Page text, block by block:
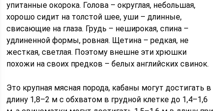
упитанные окорока. Голова – округлая, небольшая,
хорошо сидит на толстой шее, уши – длинные,
свисающие на глаза. Грудь – неширокая, спина –
удлиненной формы, ровная. Щетина – редкая, не
жесткая, светлая. Поэтому внешне эти хрюшки
похожи на своих предков – белых английских свинок.
Это крупная мясная порода, кабаны могут достигать в
длину 1,8–2 м с обхватом в грудной клетке до 1,4–1,6